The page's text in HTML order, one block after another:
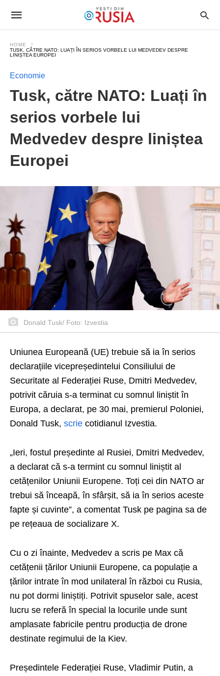
HOME
TUSK, CĂTRE NATO: LUAȚI ÎN SERIOS VORBELE LUI MEDVEDEV DESPRE
LINIȘTEA EUROPEI
Economie
Tusk, către NATO: Luați în
serios vorbele lui
Medvedev despre liniștea
Europei
Donald Tusk/ Foto: Izvestia
Uniunea Europeană (UE) trebuie să ia în serios
declarațiile vicepreședintelui Consiliului de
Securitate al Federației Ruse, Dmitri Medvedev,
potrivit căruia s-a terminat cu somnul liniștit în
Europa, a declarat, pe 30 mai, premierul Poloniei,
Donald Tusk, scrie cotidianul Izvestia.
„Ieri, fostul președinte al Rusiei, Dmitri Medvedev,
a declarat că s-a termint cu somnul liniștit al
cetățenilor Uniunii Europene. Toți cei din NATO ar
trebui să înceapă, în sfârșit, să ia în serios aceste
fapte și cuvinte”, a comentat Tusk pe pagina sa de
pe rețeaua de socializare X.
Cu o zi înainte, Medvedev a scris pe Max că
cetățenii țărilor Uniunii Europene, ca populație a
țărilor intrate în mod unilateral în război cu Rusia,
nu pot dormi liniștiți. Potrivit spuselor sale, acest
lucru se referă în special la locurile unde sunt
amplasate fabricile pentru producția de drone
destinate regimului de la Kiev.
Președintele Federației Ruse, Vladimir Putin, a